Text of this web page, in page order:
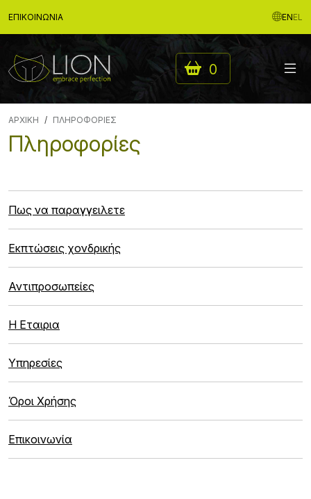
ΕΠΙΚΟΙΝΩΝΊΑ ENEL
0
ΑΡΧΙΚΉ ΠΛΗΡΟΦΟΡΊΕΣ
Πληροφορίες
Πως να παραγγειλετε
Εκπτώσεις χονδρικής
Αντιπροσωπείες
Η Εταιρια
Υπηρεσίες
Όροι Χρήσης
Επικοινωνία